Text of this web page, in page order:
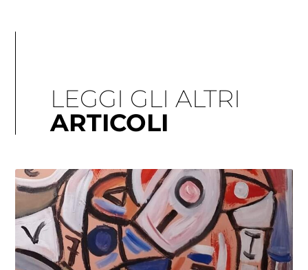
LEGGI GLI ALTRI
ARTICOLI
PaginaPagina
Pagina
Pagina
Pagina